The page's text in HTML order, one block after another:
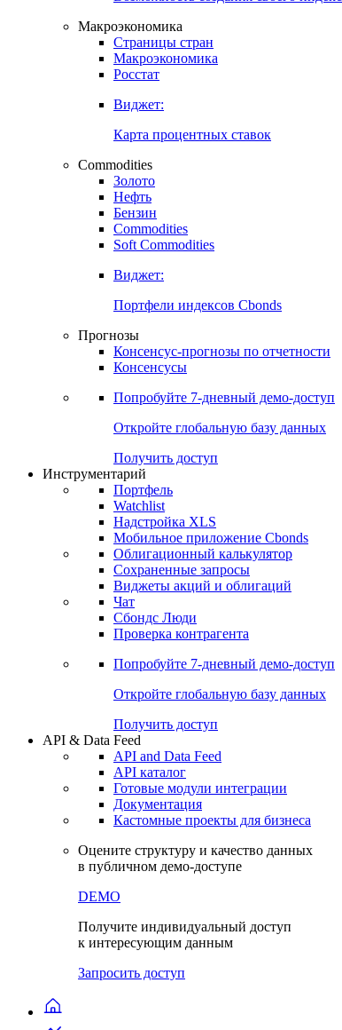
Создать индекс
Возможность создания своего индекса
Макроэкономика
Страницы стран
Макроэкономика
Росстат
Виджет:
Карта процентных ставок
Commodities
Золото
Нефть
Бензин
Commodities
Soft Commodities
Виджет:
Портфели индексов Cbonds
Прогнозы
Консенсус-прогнозы по отчетности
Консенсусы
Попробуйте7-дневный
Откройте глобальную базу данных
Получить доступ
Инструментарий
Портфель
Watchlist
Надстройка XLS
Мобильное приложение Cbonds
Облигационный калькулятор
Сохраненные запросы
Виджеты акций и облигаций
Чат
Сбондс Люди
Проверка контрагента
Попробуйте7-дневный
Откройте глобальную базу данных
Получить доступ
API & Data Feed
API and Data Feed
API каталог
Документация
Кастомные проекты для бизнеса
Оцените структуру и качество данных
в публичном демо-доступе
DEMO
Получите индивидуальный доступ